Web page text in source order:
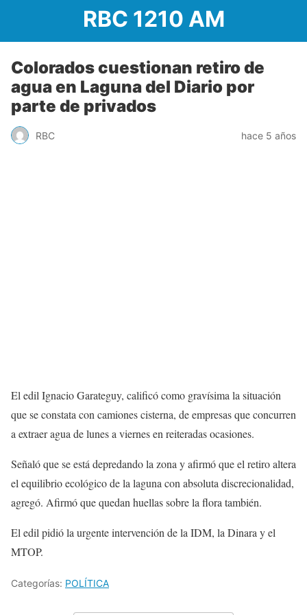
RBC 1210 AM
Colorados cuestionan retiro de
agua en Laguna del Diario por
parte de privados
RBC hace 5 años
El edil IgnacioGarateguy, calificó como gravísima la situación
que se constata con camiones cisterna, de empresas que concurren
a extraer agua de lunes a viernes en reiteradas ocasiones.
Señaló que se está depredando la zona y afirmó que el retiro altera
el equilibrio ecológico de la laguna con absoluta discrecionalidad,
agregó. Afirmó que quedan huellas sobre la flora también.
El edil pidió la urgente intervención de la IDM, la Dinara y el
MTOP.
Categorías: POLÍTICA